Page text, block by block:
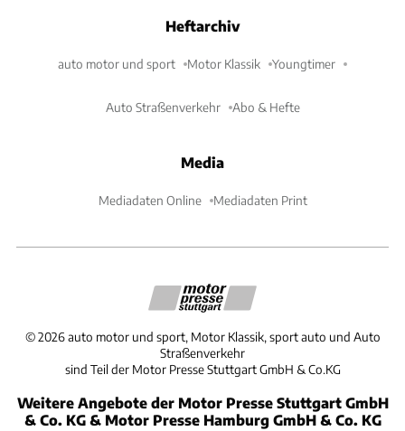
Heftarchiv
auto motor und sport Motor Klassik Youngtimer
Auto Straßenverkehr Abo & Hefte
Media
Mediadaten Online Mediadaten Print
©2026 auto motor und sport, Motor Klassik, sport auto und Auto
Straßenverkehr
sind Teil der Motor Presse Stuttgart GmbH & Co.KG
Weitere Angebote der Motor Presse Stuttgart GmbH
& Co. KG & Motor Presse Hamburg GmbH & Co. KG